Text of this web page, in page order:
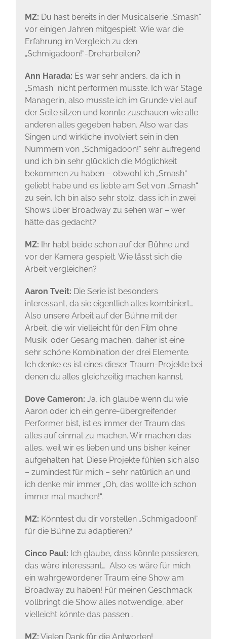
MZ: Du hast bereits in der Musicalserie „Smash“
vor einigen Jahren mitgespielt. Wie war die
Erfahrung im Vergleich zu den
„Schmigadoon!“-Dreharbeiten?
Ann Harada: Es war sehr anders, da ich in
„Smash“ nicht performen musste. Ich war Stage
Managerin, also musste ich im Grunde viel auf
der Seite sitzen und konnte zuschauen wie alle
anderen alles gegeben haben. Also war das
Singen und wirkliche involviert sein in den
Nummern von „Schmigadoon!“ sehr aufregend
und ich bin sehr glücklich die Möglichkeit
bekommen zu haben – obwohl ich „Smash“
geliebt habe und es liebte am Set von „Smash“
zu sein. Ich bin also sehr stolz, dass ich in zwei
Shows über Broadway zu sehen war – wer
hätte das gedacht?
MZ: Ihr habt beide schon auf der Bühne und
vor der Kamera gespielt. Wie lässt sich die
Arbeit vergleichen?
Aaron Tveit: Die Serie ist besonders
interessant, da sie eigentlich alles kombiniert…
Also unsere Arbeit auf der Bühne mit der
Arbeit, die wir vielleicht für den Film ohne
Musik oder Gesang machen, daher ist eine
sehr schöne Kombination der drei Elemente.
Ich denke es ist eines dieser Traum-Projekte bei
denen du alles gleichzeitig machen kannst.
Dove Cameron: Ja, ich glaube wenn du wie
Aaron oder ich ein genre-übergreifender
Performer bist, ist es immer der Traum das
alles auf einmal zu machen. Wir machen das
alles, weil wir es lieben und uns bisher keiner
aufgehalten hat. Diese Projekte fühlen sich also
– zumindest für mich – sehr natürlich an und
ich denke mir immer „Oh, das wollte ich schon
immer mal machen!“.
MZ: Könntest du dir vorstellen „Schmigadoon!“
für die Bühne zu adaptieren?
Cinco Paul: Ich glaube, dass könnte passieren,
das wäre interessant… Also es wäre für mich
ein wahrgewordener Traum eine Show am
Broadway zu haben! Für meinen Geschmack
vollbringt die Show alles notwendige, aber
vielleicht könnte das passen…
MZ: Vielen Dank für die Antworten!